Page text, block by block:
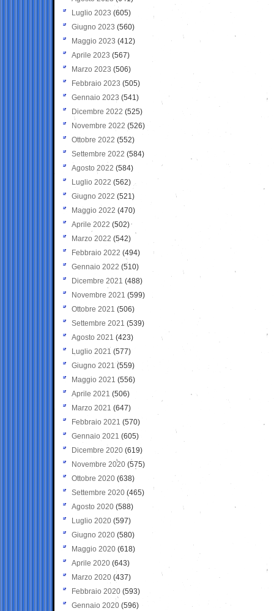
Luglio 2023 (605)
Giugno 2023 (560)
Maggio 2023 (412)
Aprile 2023 (567)
Marzo 2023 (506)
Febbraio 2023 (505)
Gennaio 2023 (541)
Dicembre 2022 (525)
Novembre 2022 (526)
Ottobre 2022 (552)
Settembre 2022 (584)
Agosto 2022 (584)
Luglio 2022 (562)
Giugno 2022 (521)
Maggio 2022 (470)
Aprile 2022 (502)
Marzo 2022 (542)
Febbraio 2022 (494)
Gennaio 2022 (510)
Dicembre 2021 (488)
Novembre 2021 (599)
Ottobre 2021 (506)
Settembre 2021 (539)
Agosto 2021 (423)
Luglio 2021 (577)
Giugno 2021(559)
Maggio 2021 (556)
Aprile 2021 (506)
Marzo 2021 (647)
Febbraio 2021 (570)
Gennaio 2021 (605)
Dicembre 2020 (619)
Novembre 2020 (575)
Ottobre 2020 (638)
Settembre 2020(465)
Agosto 2020 (588)
Luglio 2020 (597)
Giugno 2020 (580)
Maggio 2020 (618)
Aprile 2020 (643)
Marzo 2020 (437)
Febbraio 2020 (593)
Gennaio 2020 (596)